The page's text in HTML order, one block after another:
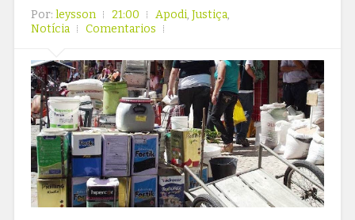
Por: leysson 21:00 Apodi, Justiça,
Notícia
Comentarios